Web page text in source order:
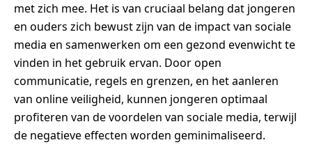
met zich mee. Het is van cruciaal belang dat jongeren
en ouders zich bewust zijn van de impact van sociale
media en samenwerken om een gezond evenwicht te
vinden in het gebruik ervan. Door open
communicatie, regels en grenzen, en het aanleren
van online veiligheid, kunnen jongeren optimaal
profiteren van de voordelen van sociale media, terwijl
de negatieve effecten worden geminimaliseerd.